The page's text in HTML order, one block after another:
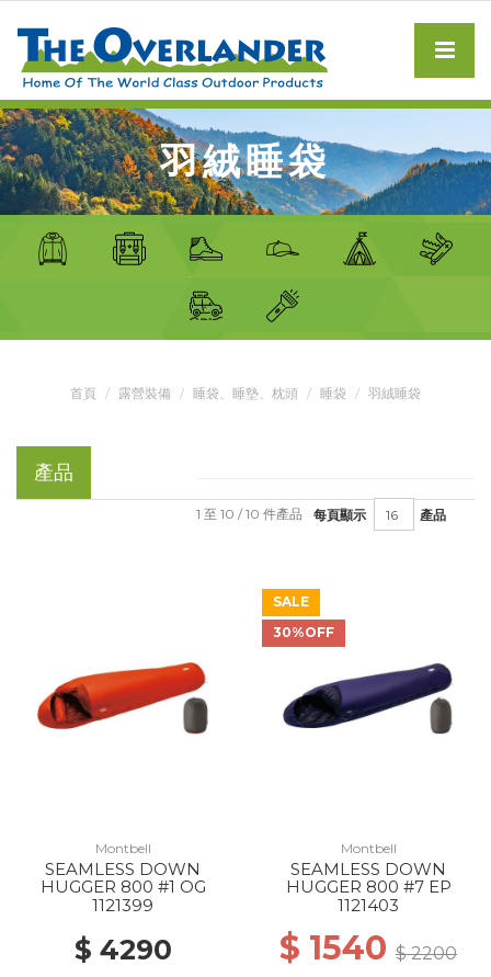
羽絨睡袋
首頁 露營裝備 睡袋、睡墊、枕頭 睡袋 羽絨睡袋
產品
每頁顯示 產品
1 至 10 / 10 件產品
Montbell
SEAMLESS DOWN
HUGGER 800 #1 OG
1121399
$ 4290
SALE
30%OFF
Montbell
SEAMLESS DOWN
HUGGER 800 #7 EP
1121403
$ 1540 $ 2200